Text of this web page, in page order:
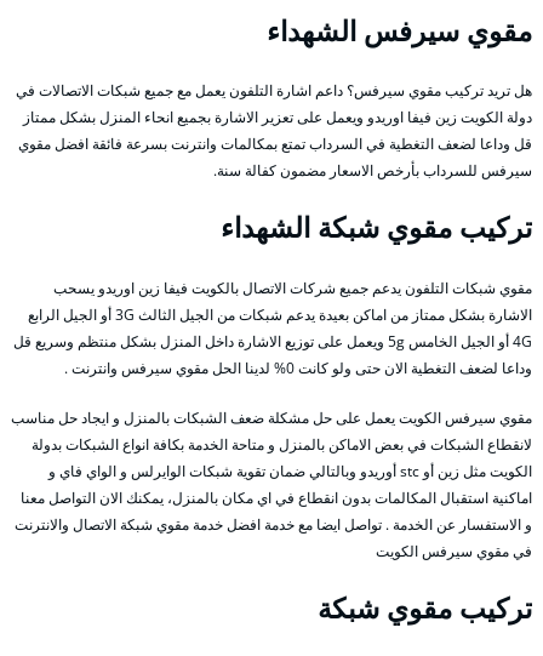
مقوي سيرفس الشهداء
هل تريد تركيب مقوي سيرفس؟ داعم اشارة التلفون يعمل مع جميع شبكات الاتصالات في
دولة الكويت زين فيفا اوريدو ويعمل على تعزير الاشارة بجميع انحاء المنزل بشكل ممتاز
قل وداعا لضعف التغطية في السرداب تمتع بمكالمات وانترنت بسرعة فائقة افضل مقوي
سيرفس للسرداب بأرخص الاسعار مضمون كفالة سنة.
تركيب مقوي شبكة الشهداء
مقوي شبكات التلفون يدعم جميع شركات الاتصال بالكويت فيفا زين اوريدو يسحب
الاشارة بشكل ممتاز من اماكن بعيدة يدعم شبكات من الجيل الثالث 3G أو الجيل الرابع
4G أو الجيل الخامس 5g ويعمل على توزيع الاشارة داخل المنزل بشكل منتظم وسريع قل
وداعا لضعف التغطية الان حتى ولو كانت 0% لدينا الحل مقوي سيرفس وانترنت .
مقوي سيرفس الكويت يعمل على حل مشكلة ضعف الشبكات بالمنزل و ايجاد حل مناسب
لانقطاع الشبكات في بعض الاماكن بالمنزل و متاحة الخدمة بكافة انواع الشبكات بدولة
الكويت مثل زين أو stc أوريدو وبالتالي ضمان تقوية شبكات الوايرلس و الواي فاي و
اماكنية استقبال المكالمات بدون انقطاع في اي مكان بالمنزل، يمكنك الان التواصل معنا
و الاستفسار عن الخدمة . تواصل ايضا مع خدمة افضل خدمة مقوي شبكة الاتصال والانترنت
في مقوي سيرفس الكويت
تركيب مقوي شبكة